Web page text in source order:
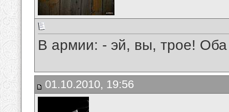
В армии: - эй, вы, трое!
01.10.2010, 19:56